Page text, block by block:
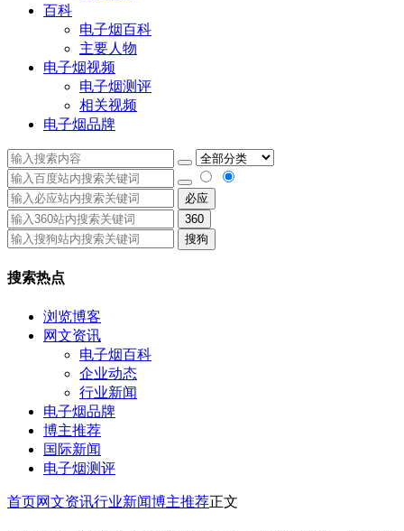
百科
电子烟百科
主要人物
电子烟视频
电子烟测评
相关视频
电子烟品牌
必应
360
搜狗
搜索热点
浏览博客
网文资讯
电子烟百科
企业动态
行业新闻
电子烟品牌
博主推荐
国际新闻
电子烟测评
首页网文资讯行业新闻博主推荐正文